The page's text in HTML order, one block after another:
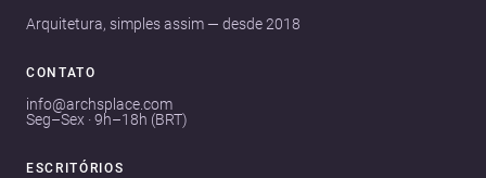
Arquitetura, simples assim — desde 2018
CONTATO
info@archsplace.com
Seg–Sex · 9h–18h (BRT)
ESCRITÓRIOS